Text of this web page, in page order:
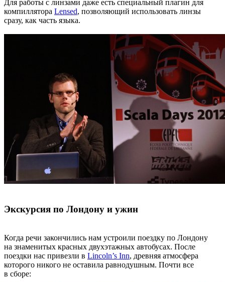
Для работы с линзами даже есть специальный плагин для
компиллятора Lensed, позволяющий использовать линзы
сразу, как часть языка.
Экскурсия по Лондону и ужин
Когда речи закончились нам устроили поездку по Лондону
на знаменитых красных двухэтажных автобусах. После
поездки нас привезли в Lincoln’s Inn, древняя атмосфера
которого никого не оставила равнодушным. Почти все
в сборе: